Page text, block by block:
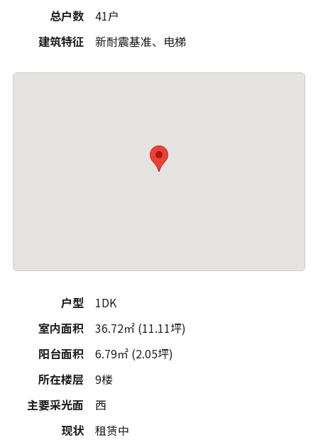
总户数
41户
建筑特征
新耐震基准、电梯
户型
1DK
室内面积
36.72㎡ (11.11坪)
阳台面积
6.79㎡ (2.05坪)
所在楼层
9楼
主要采光面
西
现状
租赁中